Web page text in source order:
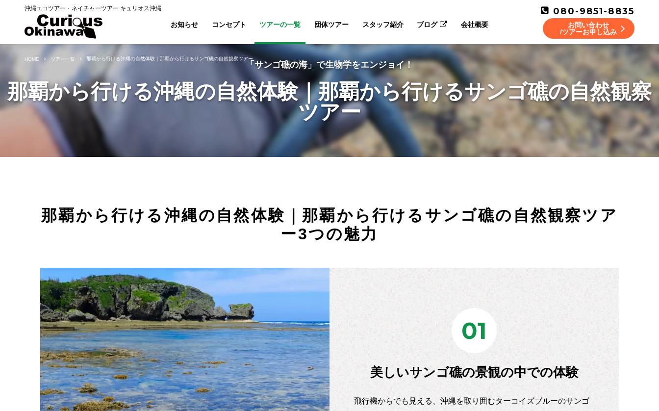
沖縄エコツアー・ネイチャーツアー キュリオス沖縄
お知らせ コンセプト ツアーの一覧 団体ツアー スタッフ紹介 ブログ 会社概要
080-9851-8835
お問い合わせ
/ツアーお申し込み
「サンゴ礁の海」で生物学をエンジョイ！
那覇から行ける沖縄の自然体験｜那覇から行けるサンゴ礁の自然観察
ツアー
HOME ツアー一覧 那覇から行ける沖縄の自然体験｜那覇から行けるサンゴ礁の自然観察ツアー
那覇から行ける沖縄の自然体験｜那覇から行けるサンゴ礁の自然観察ツア
ー3つの魅力
01
美しいサンゴ礁の景観の中での体験
飛行機からでも見える、沖縄を取り囲むターコイズブルーのサンゴ